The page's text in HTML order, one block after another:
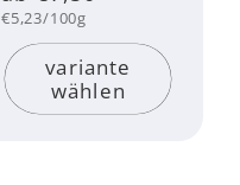
Preis
Grundpreis
€5,23/100g
variante
wählen